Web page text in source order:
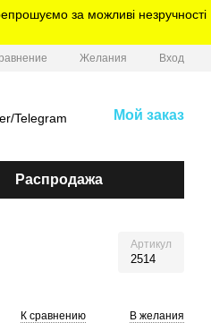
за можливі незручності
Желания Вход
Telegram
Мой заказ
Распродажа
Артикул
2514
К сравнению В желания